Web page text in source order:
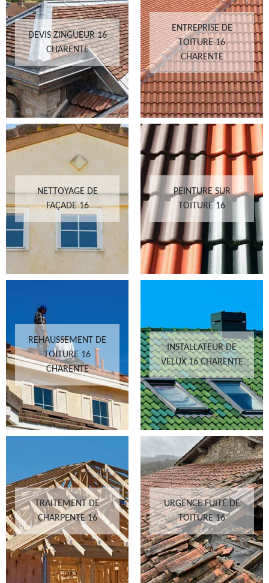
DEVIS ZINGUEUR 16
CHARENTE
ENTREPRISE DE
TOITURE 16
CHARENTE
NETTOYAGE DE
FAÇADE 16
PEINTURE SUR
TOITURE 16
REHAUSSEMENT DE
TOITURE 16
CHARENTE
INSTALLATEUR DE
VELUX 16 CHARENTE
TRAITEMENT DE
CHARPENTE 16
URGENCE FUITE DE
TOITURE 16